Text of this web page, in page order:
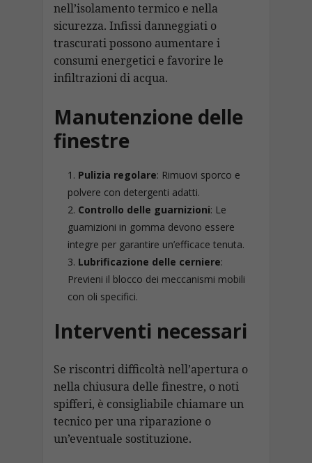
nell’isolamento termico e nella
sicurezza. Infissi danneggiati o
trascurati possono aumentare i
consumi energetici e favorire le
infiltrazioni di acqua.
Manutenzione delle
finestre
Pulizia regolare: Rimuovi sporco e
polvere con detergenti adatti.
Controllo delle guarnizioni: Le
guarnizioni in gomma devono essere
integre per garantire un’efficace tenuta.
Lubrificazione delle cerniere:
Previeni il blocco dei meccanismi mobili
con oli specifici.
Interventi necessari
Se riscontri difficoltà nell’apertura o
nella chiusura delle finestre, o noti
spifferi, è consigliabile chiamare un
tecnico per una riparazione o
un’eventuale sostituzione.